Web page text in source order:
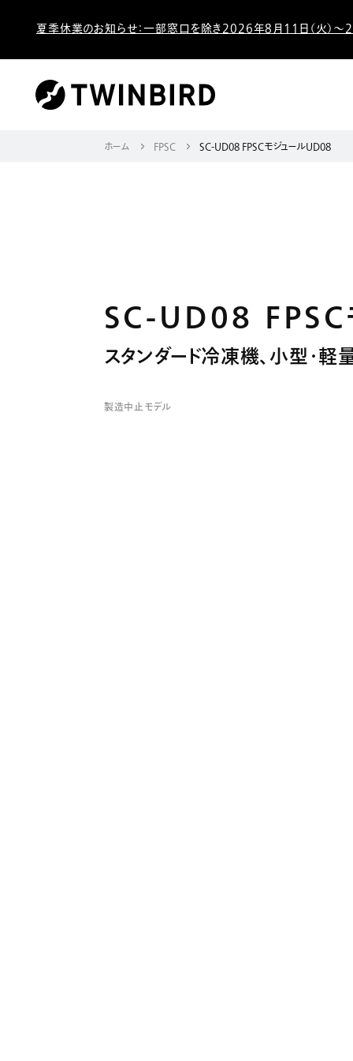
夏季休業のお知らせ：一部窓口を除き2026年8月11日（火）～
ホーム FPSC SC-UD08 FPSCモジュールUD08
SC-UD08 FPSC
スタンダード冷凍機、小型・
製造中止モデル